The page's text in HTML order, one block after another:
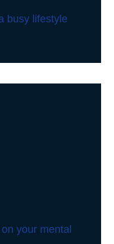
busy lifestyle
your mental